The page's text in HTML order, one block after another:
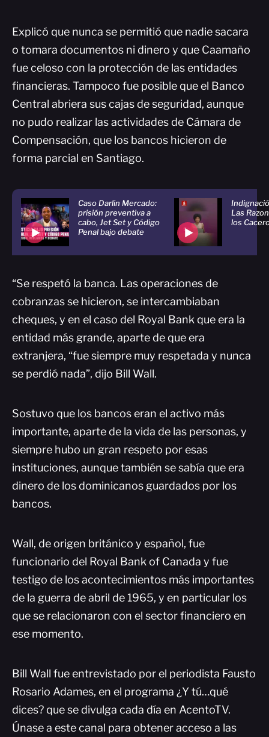
Explicó que nunca se permitió que nadie sacara
o tomara documentos ni dinero y que Caamaño
fue celoso con la protección de las entidades
financieras. Tampoco fue posible que el Banco
Central abriera sus cajas de seguridad, aunque
no pudo realizar las actividades de Cámara de
Compensación, que los bancos hicieron de
forma parcial en Santiago.
Caso Darlin Mercado:
prisión preventiva a
cabo, Jet Set y Código
Penal bajo debate
Las
los
“Se respetó la banca. Las operaciones de
cobranzas se hicieron, se intercambiaban
cheques, y en el caso del Royal Bank que era la
entidad más grande, aparte de que era
extranjera, “fue siempre muy respetada y nunca
se perdió nada”, dijo Bill Wall.
Sostuvo que los bancos eran el activo más
importante, aparte de la vida de las personas, y
siempre hubo un gran respeto por esas
instituciones, aunque también se sabía que era
dinero de los dominicanos guardados por los
bancos.
Wall, de origen británico y español, fue
funcionario del Royal Bank of Canada y fue
testigo de los acontecimientos más importantes
de la guerra de abril de 1965, y en particular los
que se relacionaron con el sector financiero en
ese momento.
Bill Wall fue entrevistado por el periodista Fausto
Rosario Adames, en el programa ¿Y tú…qué
dices? que se divulga cada día en AcentoTV.
Únase a este canal para obtener acceso a las